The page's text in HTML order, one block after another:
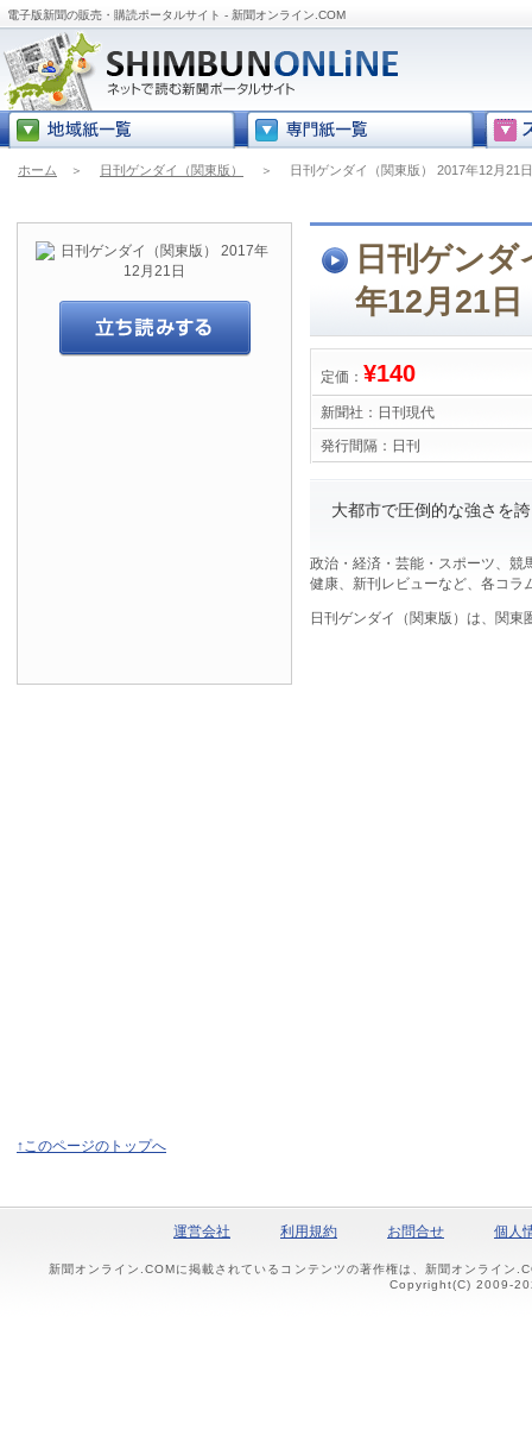
電子版新聞の販売・購読ポータルサイト - 新聞オンライン.COM
ホーム ＞ 日刊ゲンダイ（関東版） ＞ 日刊ゲンダイ（関東版） 2017年12月21日
日刊ゲン
年12月21日
定価： ¥140
新聞社： 日刊現代
発行間隔： 日刊
大都市で圧倒的な強さを
政治・経済・芸能・スポーツ、競
健康、新刊レビューなど、各コラ
日刊ゲンダイ（関東版）は、関
↑このページのトップへ
運営会社 利用規約 お問合せ 個人
新聞オンライン.COMに掲載されているコンテンツの著作権は、新聞オンライン
Copyright(C) 2009-